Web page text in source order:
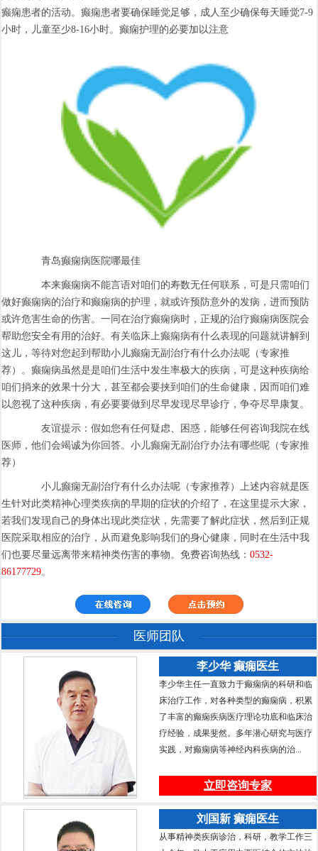
癫痫患者的活动。癫痫患者要确保睡觉足够，成人至少确保每天睡觉7-9
小时，儿童至少8-16小时。癫痫护理的必要加以注意
青岛癫痫病医院哪最佳
本来癫痫病不能言语对咱们的寿数无任何联系，可是只需咱们
做好癫痫病的治疗和癫痫病的护理，就或许预防意外的发病，进而预防
或许危害生命的伤害。一同在治疗癫痫病时，正规的治疗癫痫病医院会
帮助您安全有用的治好。有关临床上癫痫病有什么表现的问题就讲解到
这儿，等待对您起到帮助小儿癫痫无副治疗有什么办法呢（专家推
荐）。癫痫病虽然是是咱们生活中发生率极大的疾病，可是这种疾病给
咱们捎来的效果十分大，甚至都会要挟到咱们的生命健康，因而咱们难
以忽视了这种疾病，有必要要做到尽早发现尽早诊疗，争夺尽早康复。
友谊提示：假如您有任何疑虑、困惑，能够任何咨询我院在线
医师，他们会竭诚为你回答。小儿癫痫无副治疗办法有哪些呢（专家推
荐）
小儿癫痫无副治疗有什么办法呢（专家推荐）上述内容就是医
生针对此类精神心理类疾病的早期的症状的介绍了，在这里提示大家，
若我们发现自己的身体出现此类症状，先需要了解此症状，然后到正规
医院采取相应的治疗，从而避免影响我们的身心健康，同时在生活中我
们也要尽量远离带来精神类伤害的事物。免费咨询热线：0532-
86177729。
医师团队
李少华 癫痫医生
李少华主任一直致力于癫痫病的科研和临
床治疗工作，对各种类型的癫痫病，积累
了丰富的癫痫疾病医疗理论功底和临床治
疗经验，成果斐然。多年潜心研究与医疗
实践，对癫痫病等神经内科疾病的治...
立即咨询专家
刘国新 癫痫医生
从事精神类疾病诊治，科研，教学工作三